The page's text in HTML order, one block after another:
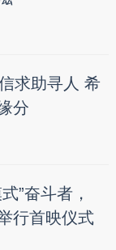
求助寻人 希
分
”奋斗者，
行首映仪式